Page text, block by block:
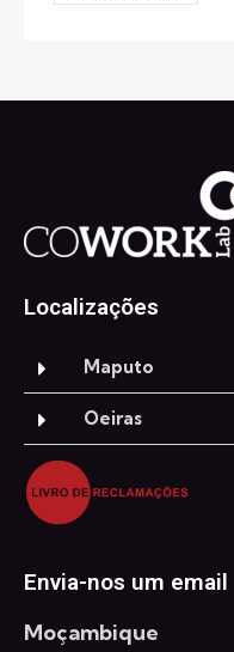
Localizações
Maputo
Oeiras
Envia-nos um email
Moçambique